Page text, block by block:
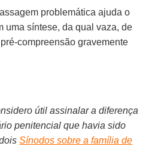
problemática ajuda o
uma síntese, da qual vaza, de
compreensão gravemente
útil assinalar a diferença
penitencial que havia sido
Sínodos sobre a família de